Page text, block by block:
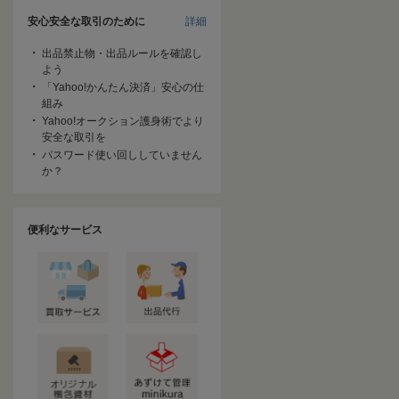
安心安全な取引のために 詳細
出品禁止物・出品ルールを確認し
よう
「Yahoo!かんたん決済」安心の仕
組み
Yahoo!オークション護身術でより
安全な取引を
パスワード使い回ししていません
か？
便利なサービス